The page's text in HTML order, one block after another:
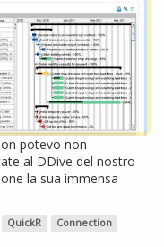
potevo non
al DDive del nostro
la sua immensa
QuickR
Connection